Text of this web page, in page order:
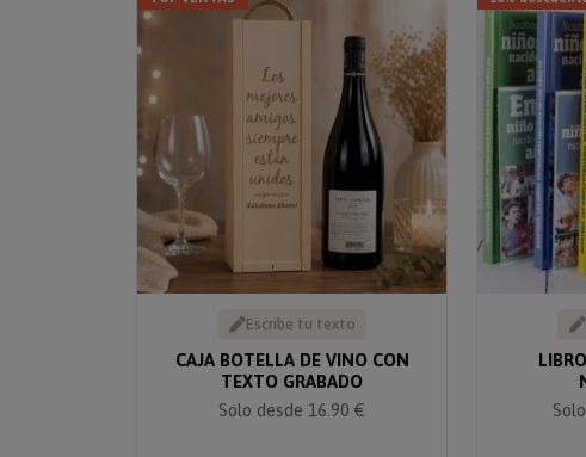
Escribe tu texto
CAJA BOTELLA DE VINO CON
TEXTO GRABADO
Solo desde 16.90 €
Solo